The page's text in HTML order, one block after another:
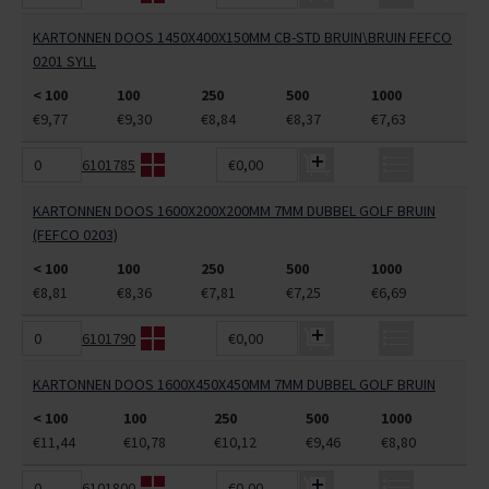
KARTONNEN DOOS 1450X400X150MM CB-STD BRUIN\BRUIN FEFCO
0201 SYLL
< 100
100 250 500
1000
€9,77
€9,30 €8,84 €8,37 €7,63
6101785 €0,00
KARTONNEN DOOS 1600X200X200MM 7MM DUBBEL GOLF BRUIN
(FEFCO 0203)
< 100
100 250 500
1000
€8,81
€8,36 €7,81 €7,25 €6,69
6101790 €0,00
KARTONNEN DOOS 1600X450X450MM 7MM DUBBEL GOLF BRUIN
< 100
100 250 500
1000
€11,44
€10,78 €10,12 €9,46 €8,80